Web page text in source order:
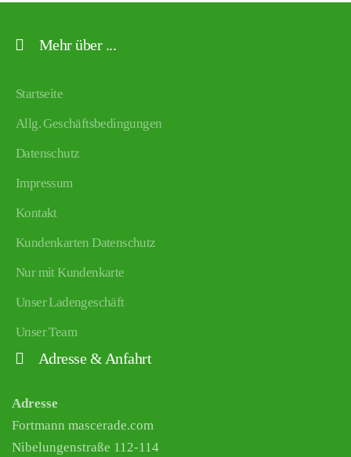
Mehr über ...
Startseite
Allg. Geschäftsbedingungen
Datenschutz
Impressum
Kontakt
Kundenkarten Datenschutz
Nur mit Kundenkarte
Unser Ladengeschäft
Unser Team
Adresse & Anfahrt
Adresse
Fortmann mascerade.com
Nibelungenstraße 112-114